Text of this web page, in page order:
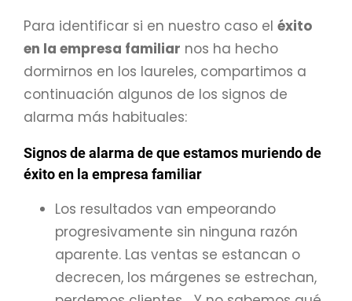
Para identificar si en nuestro caso el éxito
en la empresa familiar nos ha hecho
dormirnos en los laureles, compartimos a
continuación algunos de los signos de
alarma más habituales:
Signos de alarma de que estamos muriendo de
éxito en la empresa familiar
Los resultados van empeorando
progresivamente sin ninguna razón
aparente. Las ventas se estancan o
decrecen, los márgenes se estrechan,